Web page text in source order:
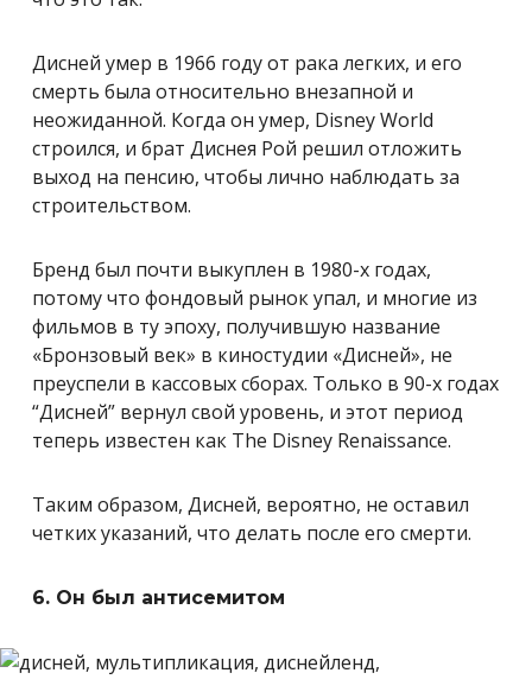
Дисней умер в 1966 году от рака легких, и его
смерть была относительно внезапной и
неожиданной. Когда он умер, Disney World
строился, и брат Диснея Рой решил отложить
выход на пенсию, чтобы лично наблюдать за
строительством.
Бренд был почти выкуплен в 1980-х годах,
потому что фондовый рынок упал, и многие из
фильмов в ту эпоху, получившую название
«Бронзовый век» в киностудии «Дисней», не
преуспели в кассовых сборах. Только в 90-х годах
“Дисней” вернул свой уровень, и этот период
теперь известен как The Disney Renaissance.
Таким образом, Дисней, вероятно, не оставил
четких указаний, что делать после его смерти.
6. Он был антисемитом